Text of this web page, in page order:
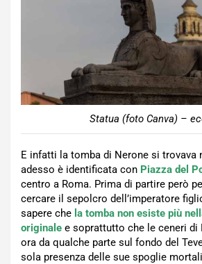
Statua (foto Canva) –
E infatti la tomba di Nerone si trovava
adesso è identificata con Piazza del
centro a Roma. Prima di partire però
cercare il sepolcro dell’imperatore
sapere che la tomba non esiste più
originale e soprattutto che le ceneri di
ora da qualche parte sul fondo del
sola presenza delle sue spoglie